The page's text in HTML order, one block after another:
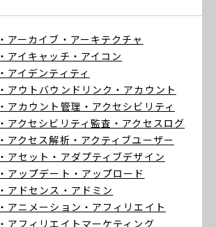
・アーカイブ ・アーキテクチャ
・アイキャッチ ・アイコン
・アイデンティティ
・アウトバウンドリンク ・アカウント
・アカウント管理 ・アクセシビリティ
・アクセシビリティ監査 ・アクセスログ
・アクセス解析 ・アクティブユーザー
・アセット ・アダプティブデザイン
・アップデート ・アップロード
・アドセンス ・アドミン
・アニメーション ・アフィリエイト
・アフィリエイトマーケティング